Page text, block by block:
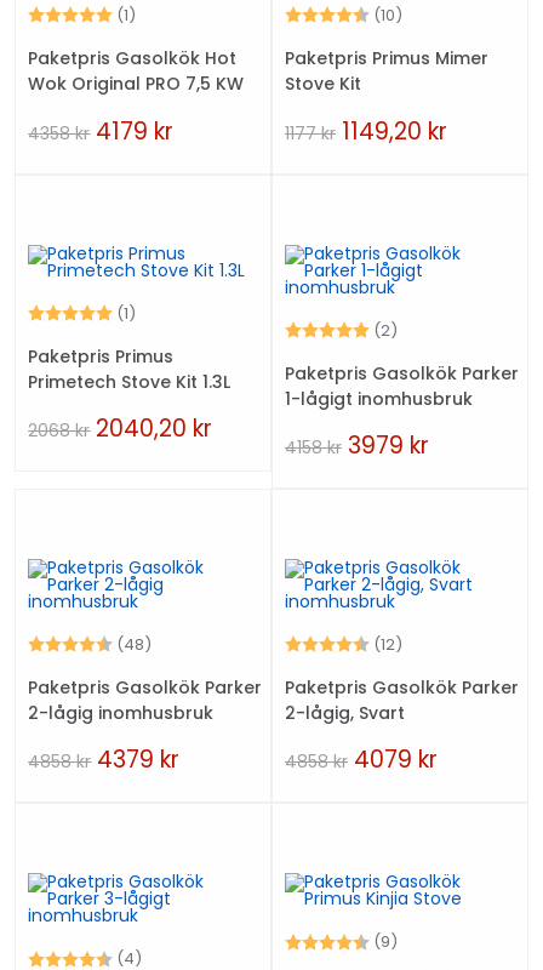
Betyg: (1)
5.0 utav 5 stjärnor
Paketpris Gasolkök Hot
Wok Original PRO 7,5 KW
4358kr 4179 kr
Betyg: (10)
Paketpris Primus Mimer
Stove Kit
1177kr 1149,20 kr
Betyg: (1)
Paketpris Primus
Primetech Stove Kit 1.3L
2068kr 2040,20 kr
Betyg: (2)
Paketpris Gasolkök Parker
1-lågigt inomhusbruk
4158kr 3979 kr
Betyg: (48)
4.2 utav 5 stjärnor
Paketpris Gasolkök Parker
2-lågig inomhusbruk
4858kr 4379 kr
Betyg: (12)
Paketpris Gasolkök Parker
2-lågig, Svart
4858kr 4079 kr
Betyg: (4)
4.8 utav 5 stjärnor
Betyg: (9)